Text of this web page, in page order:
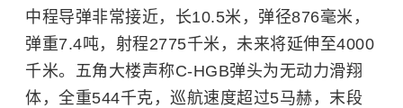
中程导弹非常接近，长10.5米，弹径876毫米，
弹重7.4吨，射程2775千米，未来将延伸至4000
千米。
五角大楼声称C-HGB弹头为无动力滑翔
体，全重544千克，巡航速度超过5马赫，末段